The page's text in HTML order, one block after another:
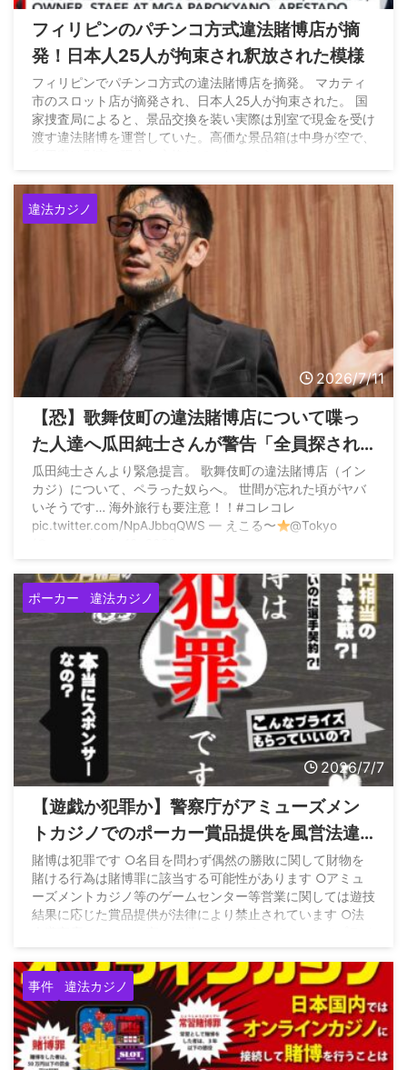
フィリピンのパチンコ方式違法賭博店が摘
発！日本人25人が拘束され釈放された模様
フィリピンでパチンコ方式の違法賭博店を摘発。 マカティ
市のスロット店が摘発され、日本人25人が拘束された。 国
家捜査局によると、景品交換を装い実際は別室で現金を受け
渡す違法賭博を運営していた。高価な景品箱は中身が空で、
れ (@pharekore) July 17, 2026
違法カジノ
2026/7/11
【恐】歌舞伎町の違法賭博店について喋っ
た人達へ瓜田純士さんが警告「全員探され
るよ、当たり前じゃんそんなの」
瓜田純士さんより緊急提言。 歌舞伎町の違法賭博店（イン
カジ）について、ペラった奴らへ。 世間が忘れた頃がヤバ
いそうです… 海外旅行も要注意！！#コレコレ
pic.twitter.com/NpAJbbqQWS — えこる〜
@Tokyo
ポーカー 違法カジノ
2026/7/7
【遊戯か犯罪か】警察庁がアミューズメン
トカジノでのポーカー賞品提供を風営法違
反として警告ポスターを公開←ポーカー民
からぱちんこは～等ブーイングが相次ぐ
賭博は犯罪です ○名目を問わず偶然の勝敗に関して財物を
賭ける行為は賭博罪に該当する可能性があります ○アミュ
ーズメントカジノ等のゲームセンター等営業に関しては遊技
結果に応じた賞品提供が法律により禁止されています ○法
(@NPA_KOHO) July 6, 2026
事件 違法カジノ